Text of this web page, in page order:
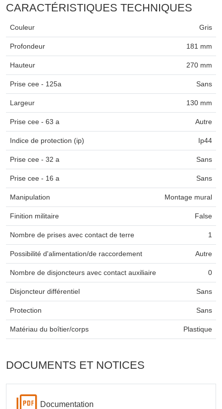
CARACTÉRISTIQUES TECHNIQUES
Couleur Gris
Profondeur 181 mm
Hauteur 270 mm
Prise cee - 125a Sans
Largeur 130 mm
Prise cee - 63 a Autre
Indice de protection (ip) Ip44
Prise cee - 32 a Sans
Prise cee - 16 a Sans
Manipulation Montage mural
Finition militaire False
Nombre de prises avec contact de terre 1
Possibilité d'alimentation/de raccordement Autre
Nombre de disjoncteurs avec contact auxiliaire 0
Disjoncteur différentiel Sans
Protection Sans
Matériau du boîtier/corps Plastique
DOCUMENTS ET NOTICES
Documentation